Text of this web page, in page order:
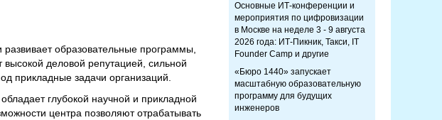
образовательные программы,
деловой репутацией, сильной
прикладные задачи организаций.
глубокой научной и прикладной
центра позволяют отрабатывать
Основные ИТ-конференции и
мероприятия по цифровизации
в Москве на неделе 3 - 9 августа
2026 года: ИТ-Пикник, Такси, IT
Founder Camp и другие
«Бюро 1440» запускает
масштабную образовательную
программу для будущих
инженеров